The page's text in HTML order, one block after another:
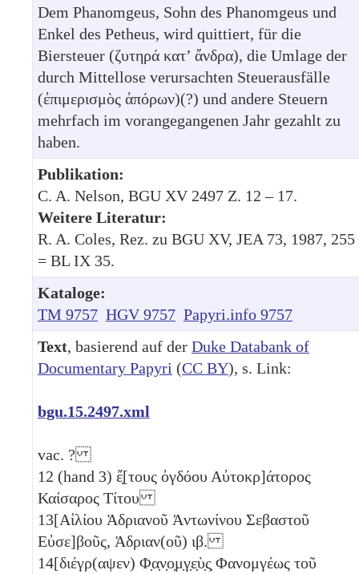
Dem Phanomgeus, Sohn des Phanomgeus und
Enkel des Petheus, wird quittiert, für die
Biersteuer (ζυτηρά κατ’ ἄνδρα), die Umlage der
durch Mittellose verursachten Steuerausfälle
(ἐπιμερισμὸς ἀπόρων)(?) und andere Steuern
mehrfach im vorangegangenen Jahr gezahlt zu
haben.
Publikation:
C. A. Nelson, BGU XV 2497 Z. 12 – 17.
Weitere Literatur:
R. A. Coles, Rez. zu BGU XV, JEA 73, 1987, 255
= BL IX 35.
Kataloge:
TM 9757 HGV 9757 Papyri.info 9757
Text, basierend auf der Duke Databank of
Documentary Papyri (CC BY), s. Link:
bgu.15.2497.xml
vac. ?
12 (hand 3) ἔ̣[τους ὀγδόου Αὐτοκρ]άτορος
Καίσαρος Τίτου
13[Αἰλίου Ἁδριανοῦ Ἀντωνίνου Σεβαστοῦ
Εὐσε]βοῦς, Ἁδριαν(οῦ) ιβ.
14[διέγρ(αψεν) Φ̣α̣ν̣ο̣μ̣γ̣ε̣ὺ̣ς̣ Φανομγέως τοῦ